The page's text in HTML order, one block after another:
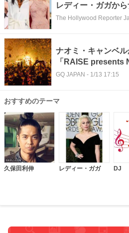
レディー・ガガか
で“セレブ大集結”
The Hollywood Reporter
ナオミ・キャンベ
「RAISE presents
SET」に出演
GQ JAPAN - 1/13 17:15
おすすめのテーマ
久保田利伸 レディー・ガガ DJ